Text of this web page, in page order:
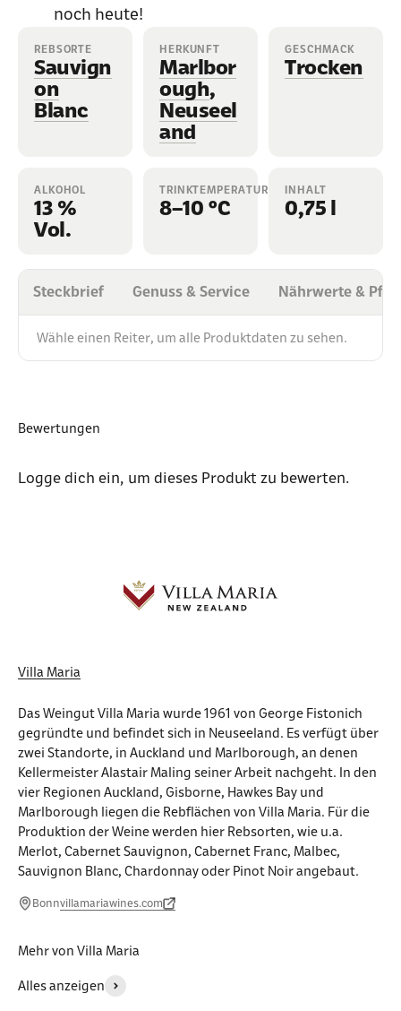
noch heute!
REBSORTE
Sauvign
on
Blanc
HERKUNFT
Marlbor
ough,
Neuseel
and
GESCHMACK
Trocken
ALKOHOL
13 %
Vol.
TRINKTEMPERATUR
8–10 °C
INHALT
0,75 l
Steckbrief Genuss & Service Nährwerte &
Wähle einen Reiter, um alle Produktdaten zu sehen.
Bewertungen
Logge dich ein, um dieses Produkt zu bewerten.
Villa Maria
Das Weingut Villa Maria wurde 1961 von George Fistonich
gegründte und befindet sich in Neuseeland. Es verfügt über
zwei Standorte, in Auckland und Marlborough, an denen
Kellermeister Alastair Maling seiner Arbeit nachgeht. In den
vier Regionen Auckland, Gisborne, Hawkes Bay und
Marlborough liegen die Rebflächen von Villa Maria. Für die
Produktion der Weine werden hier Rebsorten, wie u.a.
Merlot, Cabernet Sauvignon, Cabernet Franc, Malbec,
Sauvignon Blanc, Chardonnay oder Pinot Noir angebaut.
Bonnvillamariawines.com
Mehr von Villa Maria
Alles anzeigen